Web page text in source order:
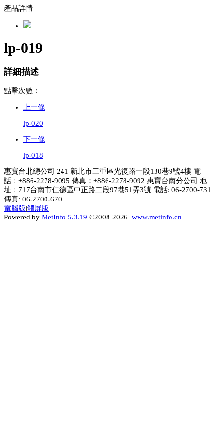
產品詳情
lp-019
詳細描述
點擊次數：
上一條
lp-020
下一條
lp-018
惠寶台北總公司 241 新北市三重區光復路一段130巷9號4樓 電
話：+886-2278-9095 傳真：+886-2278-9092 惠寶台南分公司 地
址：717台南市仁德區中正路二段97巷51弄3號 電話: 06-2700-731
傳真: 06-2700-670
電腦版|觸屏版
Powered by MetInfo 5.3.19 ©2008-2026 www.metinfo.cn